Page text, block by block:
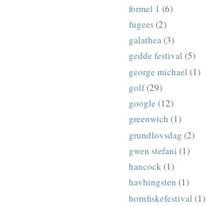
formel 1 (6)
fugees(2)
galathea(3)
gedde festival (5)
george michael (1)
golf(29)
google (12)
greenwich (1)
grundlovsdag (2)
gwen stefani (1)
hancock(1)
havhingsten (1)
hornfiskefestival (1)